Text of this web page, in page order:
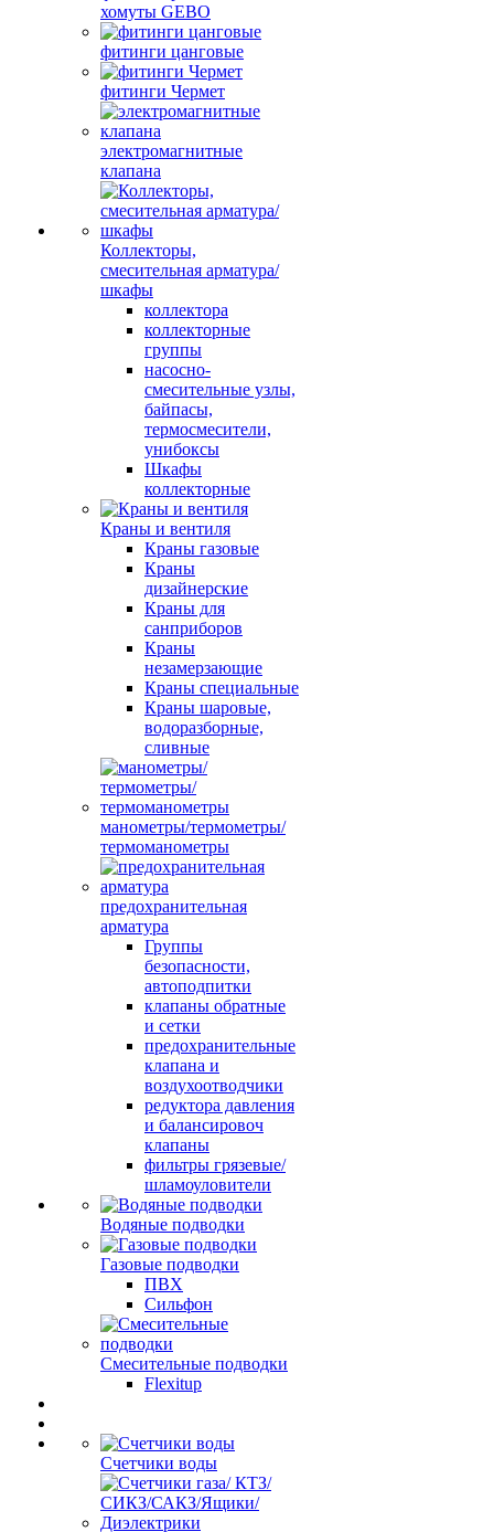
хомуты GEBO
фитинги цанговые
фитинги Чермет
электромагнитные
клапана
Коллекторы,
смесительная арматура/
шкафы
коллектора
коллекторные
группы
насосно-
смесительные узлы,
байпасы,
термосмесители,
унибоксы
Шкафы
коллекторные
Краны и вентиля
Краны газовые
Краны
дизайнерские
Краны для
санприборов
Краны
незамерзающие
Краны специальные
Краны шаровые,
водоразборные,
сливные
манометры/термометры/
термоманометры
предохранительная
арматура
Группы
безопасности,
автоподпитки
клапаны обратные
и сетки
предохранительные
клапана и
воздухоотводчики
редуктора давления
и балансировоч
клапаны
фильтры грязевые/
шламоуловители
Водяные подводки
Газовые подводки
ПВХ
Сильфон
Смесительные подводки
Flexitup
Счетчики воды